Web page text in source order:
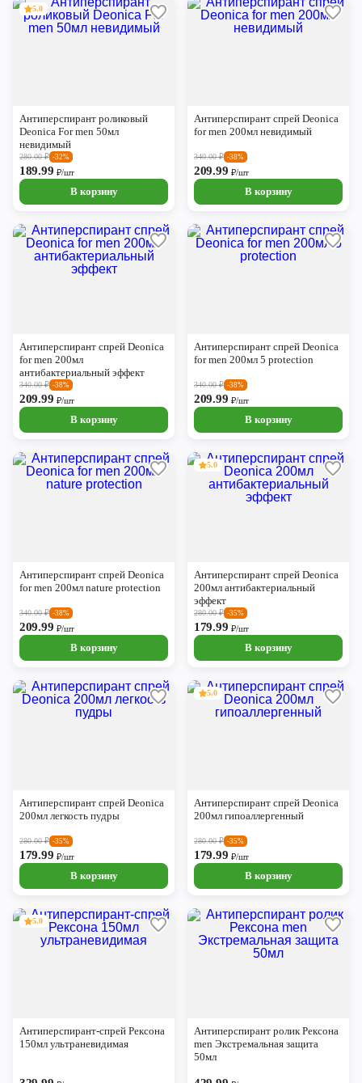
5.0
Антиперспирант роликовый
Deonica For men 50мл
невидимый
280.00₽ -32%
189.99 ₽/шт
В корзину
Антиперспирант спрей Deonica
for men 200мл невидимый
340.00₽ -38%
209.99 ₽/шт
В корзину
Антиперспирант спрей Deonica
for men 200мл
антибактериальный эффект
340.00₽ -38%
209.99 ₽/шт
В корзину
Антиперспирант спрей Deonica
for men 200мл 5 protection
340.00₽ -38%
209.99 ₽/шт
В корзину
Антиперспирант спрей Deonica
for men 200мл nature protection
340.00₽ -38%
209.99 ₽/шт
В корзину
5.0
Антиперспирант спрей Deonica
200мл антибактериальный
эффект
280.00₽ -35%
179.99 ₽/шт
В корзину
Антиперспирант спрей Deonica
200мл легкость пудры
280.00₽ -35%
179.99 ₽/шт
В корзину
5.0
Антиперспирант спрей Deonica
200мл гипоаллергенный
280.00₽ -35%
179.99 ₽/шт
В корзину
5.0
Антиперспирант-спрей Рексона
150мл ультраневидимая
Антиперспирант ролик Рексона
men Экстремальная защита
50мл